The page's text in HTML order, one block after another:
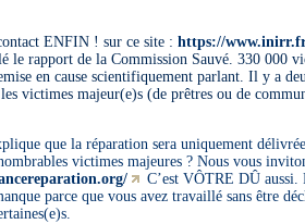
ENFIN ! sur ce site : https://
le rapport de la Commission Sauvé. 330 000
en cause scientifiquement parlant. Il y a
victimes majeur(e)s (de prêtres ou de
que la réparation sera uniquement
victimes majeures ? Nous vous
C’est VÔTRE DÛ aussi.
parce que vous avez travaillé sans être